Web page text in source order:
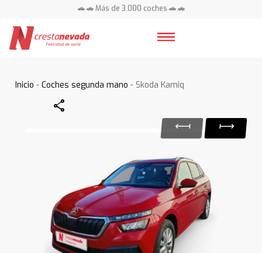
🚗 🚗 Más de 3.000 coches 🚗 🚗
Inicio -Coches segunda mano - Skoda Kamiq
Share